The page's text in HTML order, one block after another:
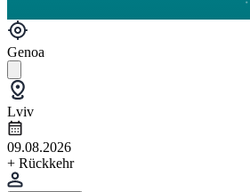
Genoa
Lviv
09.08.2026
+ Rückkehr